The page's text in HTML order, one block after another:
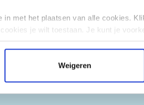
met het plaatsen van alle cookies.
je wilt toestaan. Je kunt je
Weigeren
met
de afwisseling
het subliem....